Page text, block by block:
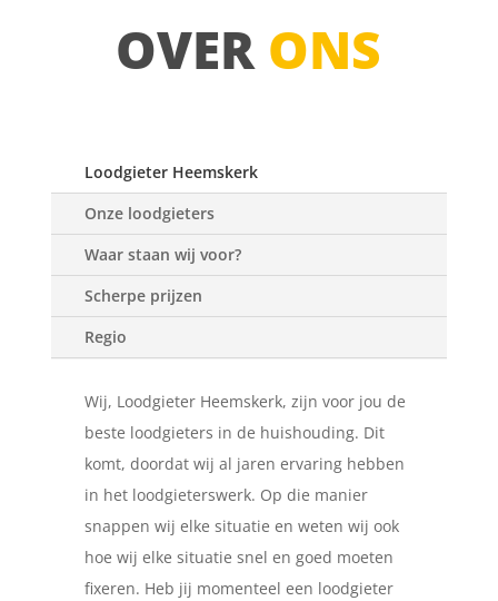
OVER ONS
Loodgieter Heemskerk
Onze loodgieters
Waar staan wij voor?
Scherpe prijzen
Regio
Wij, Loodgieter Heemskerk, zijn voor jou de
beste loodgieters in de huishouding. Dit
komt, doordat wij al jaren ervaring hebben
in het loodgieterswerk. Op die manier
snappen wij elke situatie en weten wij ook
hoe wij elke situatie snel en goed moeten
fixeren. Heb jij momenteel een loodgieter